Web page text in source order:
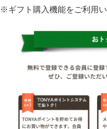
※ギフト購入機能をご利用